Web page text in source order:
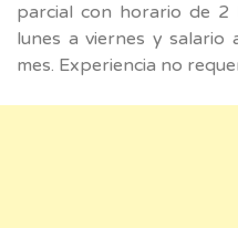
parcial con horario de
lunes a viernes y salario
mes. Experiencia no